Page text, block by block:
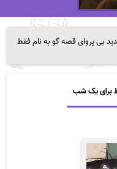
بی پروای قصه گو به نام فقط
برای یک شب